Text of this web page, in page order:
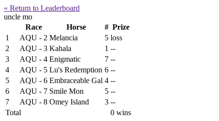
« Return to Leaderboard
uncle mo
Race
Horse # Prize
1
AQU - 2 Melancia 5 loss
2
AQU - 3 Kahala 1 --
3
AQU - 4 Enigmatic 7 --
4
AQU - 5 Lu's Redemption 6 --
5
AQU - 6 Embraceable Gal 4 --
6
AQU - 7 Smile Mon 5 --
7
AQU - 8 Omey Island 3 --
Total
0 wins